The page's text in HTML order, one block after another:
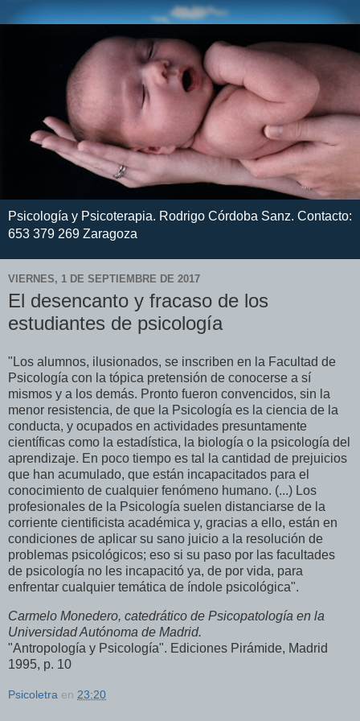
Psicología y Psicoterapia. Rodrigo Córdoba Sanz. Contacto:
653 379 269 Zaragoza
VIERNES, 1 DE SEPTIEMBRE DE 2017
El desencanto y fracaso de los
estudiantes de psicología
"Los alumnos, ilusionados, se inscriben en la Facultad de
Psicología con la tópica pretensión de conocerse a sí
mismos y a los demás. Pronto fueron convencidos, sin la
menor resistencia, de que la Psicología es la ciencia de la
conducta, y ocupados en actividades presuntamente
científicas como la estadística, la biología o la psicología del
aprendizaje. En poco tiempo es tal la cantidad de prejuicios
que han acumulado, que están incapacitados para el
conocimiento de cualquier fenómeno humano. (...) Los
profesionales de la Psicología suelen distanciarse de la
corriente cientificista académica y, gracias a ello, están en
condiciones de aplicar su sano juicio a la resolución de
problemas psicológicos; eso si su paso por las facultades
de psicología no les incapacitó ya, de por vida, para
enfrentar cualquier temática de índole psicológica".
Carmelo Monedero, catedrático de Psicopatología en la
UniversidadAutónoma de Madrid.
"Antropología y Psicología". Ediciones Pirámide, Madrid
1995, p. 10
Psicoletra en 23:20